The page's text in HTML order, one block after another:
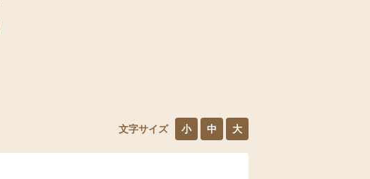
文字サイズ 小 中 大